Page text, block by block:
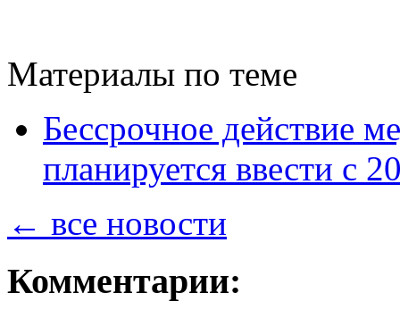
Материалы по теме
Бессрочное действие
планируется ввести с
← все новости
Комментарии: